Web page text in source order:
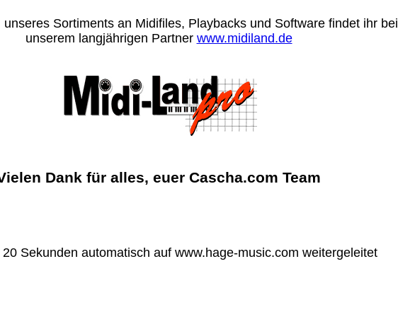
Sortiments an Midifiles, Playbacks und Software findet ihr bei
unserem langjährigen Partner www.midiland.de
Dank für alles, euer Cascha.com Team
Sekunden automatisch auf www.hage-music.com weitergeleitet